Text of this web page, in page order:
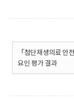
「첨단재생의료 안
요인 평가 결과